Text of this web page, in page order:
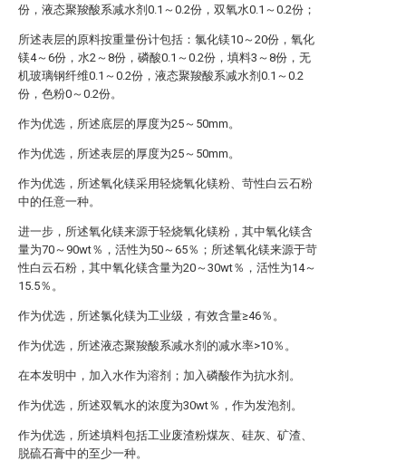
份，液态聚羧酸系减水剂0.1～0.2份，双氧水0.1～0.2份；
所述表层的原料按重量份计包括：氯化镁10～20份，氧化
镁4～6份，水2～8份，磷酸0.1～0.2份，填料3～8份，无
机玻璃钢纤维0.1～0.2份，液态聚羧酸系减水剂0.1～0.2
份，色粉0～0.2份。
作为优选，所述底层的厚度为25～50mm。
作为优选，所述表层的厚度为25～50mm。
作为优选，所述氧化镁采用轻烧氧化镁粉、苛性白云石粉
中的任意一种。
进一步，所述氧化镁来源于轻烧氧化镁粉，其中氧化镁含
量为70～90wt％，活性为50～65％；所述氧化镁来源于苛
性白云石粉，其中氧化镁含量为20～30wt％，活性为14～
15.5％。
作为优选，所述氯化镁为工业级，有效含量≥46％。
作为优选，所述液态聚羧酸系减水剂的减水率>10％。
在本发明中，加入水作为溶剂；加入磷酸作为抗水剂。
作为优选，所述双氧水的浓度为30wt％，作为发泡剂。
作为优选，所述填料包括工业废渣粉煤灰、硅灰、矿渣、
脱硫石膏中的至少一种。